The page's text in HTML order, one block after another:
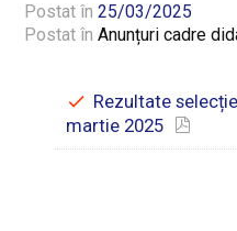
Postat în25/03/2025
Postat înAnunțuri cadre
Rezultate
martie 2025